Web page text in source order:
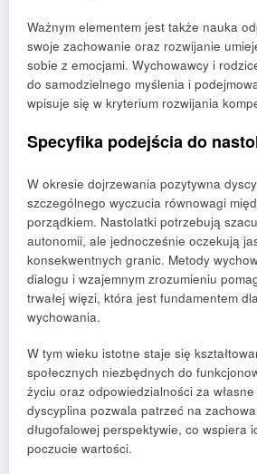
Ważnym elementem jest także nauka
swoje zachowanie oraz rozwijanie
sobie z emocjami. Wychowawcy i
do samodzielnego myślenia i
wpisuje się w kryterium rozwijania
Specyfika podejścia do
W okresie dojrzewania pozytywna
szczególnego wyczucia równowagi
porządkiem. Nastolatki potrzebują
autonomii, ale jednocześnie oczekują
konsekwentnych granic. Metody
dialogu i wzajemnym zrozumieniu
trwałej więzi, która jest fundamentem
wychowania.
W tym wieku istotne staje się
społecznych niezbędnych do
życiu oraz odpowiedzialności za
dyscyplina pozwala patrzeć na
długofalowej perspektywie, co wspiera
poczucie wartości.